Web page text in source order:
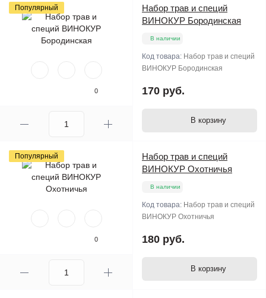
Популярный
0
Набор трав и специй
ВИНОКУР Бородинская
В наличии
Код товара: Набор трав и специй
ВИНОКУР Бородинская
170 руб.
В корзину
Популярный
0
Набор трав и специй
ВИНОКУР Охотничья
В наличии
Код товара: Набор трав и специй
ВИНОКУР Охотничья
180 руб.
В корзину